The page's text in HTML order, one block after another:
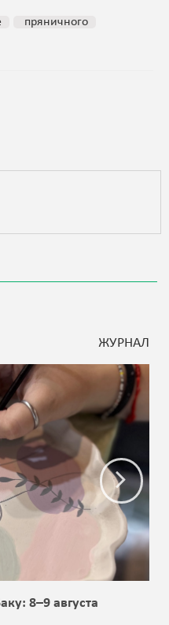
пряничного
ЖУРНАЛ
8–9 августа